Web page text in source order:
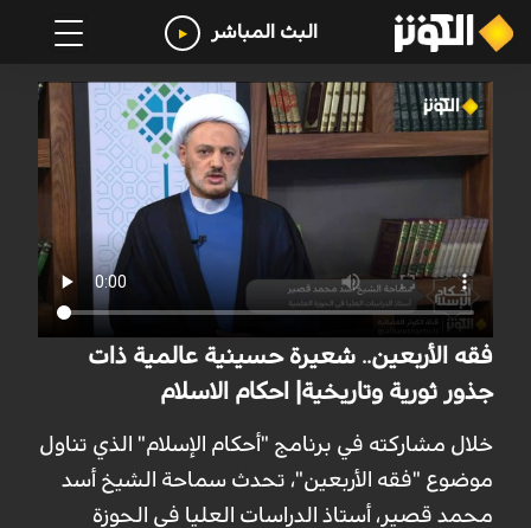
البث المباشر
فقه الأربعين.. شعيرة حسينية عالمية ذات
جذور ثورية وتاريخية| احكام الاسلام
خلال مشاركته في برنامج "أحكام الإسلام" الذي تناول
موضوع "فقه الأربعين"، تحدث سماحة الشيخ أسد
محمد قصير، أستاذ الدراسات العليا في الحوزة